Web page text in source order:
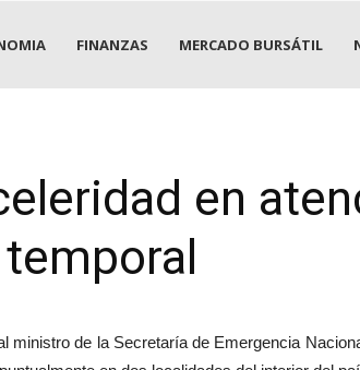
FINANZAS MERCADO BURSÁTIL
en
ministro de la Secretaría de Emergencia